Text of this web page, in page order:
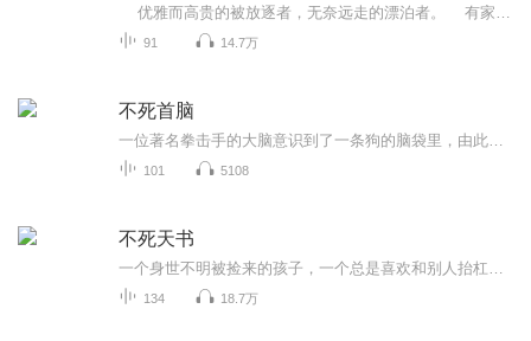
91 14.7万
不死首脑
101 5108
不死天书
134 18.7万